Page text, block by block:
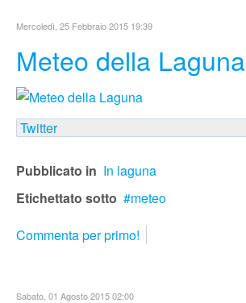
Mercoledì, 25 Febbraio 2015 19:39
Meteo della Laguna
Twitter
Pubblicato in In laguna
Etichettato sotto
meteo
Commenta per primo!
Sabato, 01 Agosto 2015 02:00